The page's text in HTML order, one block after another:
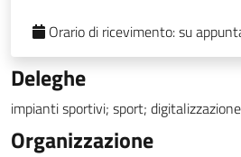
Orario di ricevimento:su
Deleghe
impianti sportivi; sport; digitalizzazione
Organizzazione